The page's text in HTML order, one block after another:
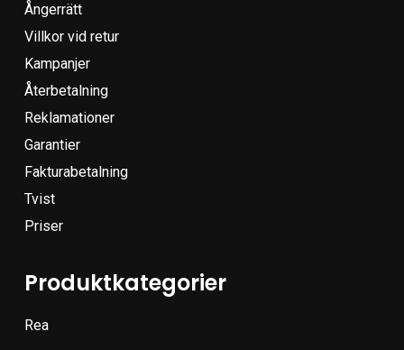
Ångerrätt
Villkor vid retur
Kampanjer
Återbetalning
Reklamationer
Garantier
Fakturabetalning
Tvist
Priser
Produktkategorier
Rea